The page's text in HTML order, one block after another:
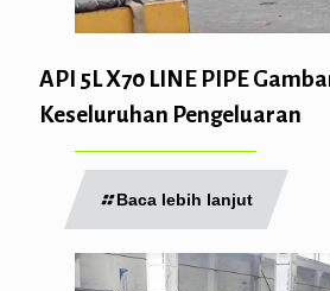
API 5L X70 LINE PIPE
Keseluruhan Pengeluaran
Baca lebih lanjut